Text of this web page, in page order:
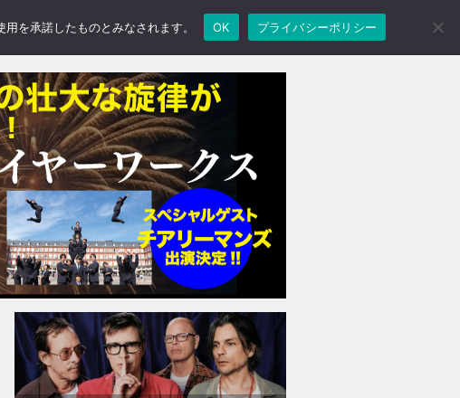
を承諾したものとみなされます。 OK プライバシーポリシー